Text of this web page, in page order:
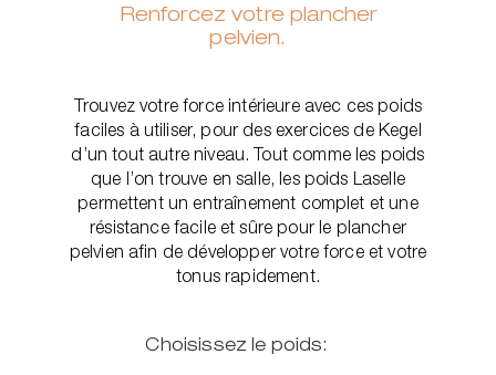
Renforcez votre plancher
pelvien.
Trouvez votre force intérieure avec ces poids
faciles à utiliser, pour des exercices de Kegel
d’un tout autre niveau. Tout comme les poids
que l’on trouve en salle, les poids Laselle
permettent un entraînement complet et une
résistance facile et sûre pour le plancher
pelvien afin de développer votre force et votre
tonus rapidement.
Choisissez le poids: